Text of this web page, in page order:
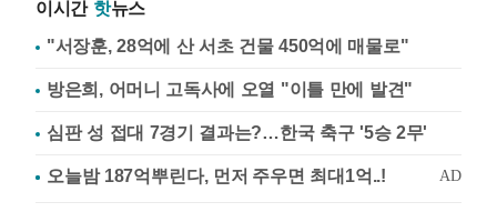
이시간 핫뉴스
"서장훈, 28억에 산 서초 건물 450억에 매물로"
방은희, 어머니 고독사에 오열 "이틀 만에 발견"
심판 성 접대 7경기 결과는?…한국 축구 '5승 2무'